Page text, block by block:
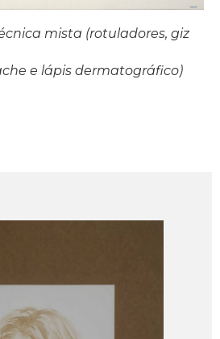
mista (rotuladores, giz
e lápis dermatográfico)
mista (rotuladores, giz
nanquim e lápis